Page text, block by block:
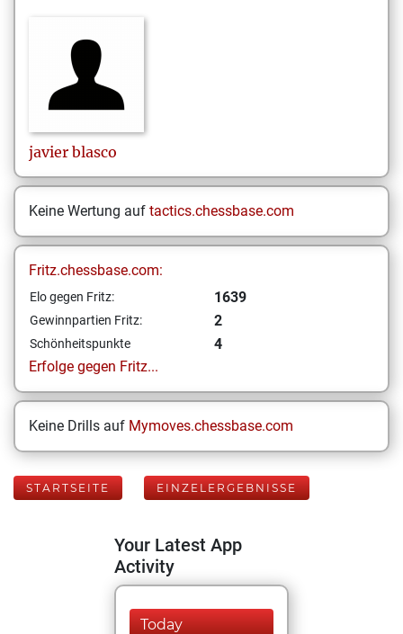
javier blasco
Keine Wertung auf tactics.chessbase.com
Fritz.chessbase.com:
Elo gegen Fritz: 1639
Gewinnpartien Fritz: 2
Schönheitspunkte
4
Erfolge gegen Fritz...
Keine Drills auf Mymoves.chessbase.com
STARTSEITE EINZELERGEBNISSE
Your Latest App
Activity
Today